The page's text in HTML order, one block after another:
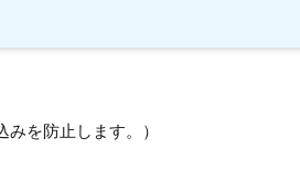
を防止します。）